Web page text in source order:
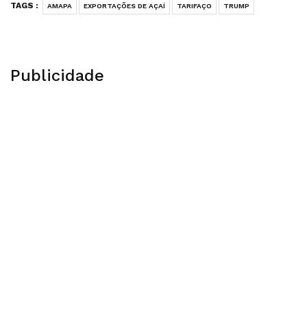
TAGS : AMAPA EXPORTAÇÕES DE AÇAÍ TARIFAÇO TRUMP
Publicidade